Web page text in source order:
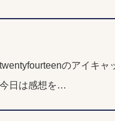
twentyfourteenのアイキャ
今日は感想を…